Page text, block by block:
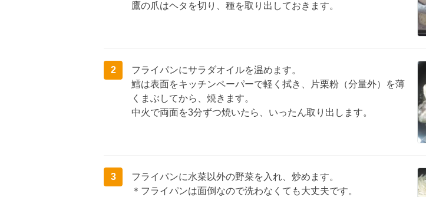
鷹の爪はヘタを切り、種を取り出しておきます。
2
フライパンにサラダオイルを温めます。
鱈は表面をキッチンペーパーで軽く拭き、片栗粉（分量外）を薄
くまぶしてから、焼きます。
中火で両面を3分ずつ焼いたら、いったん取り出します。
3
フライパンに水菜以外の野菜を入れ、炒めます。
＊フライパンは面倒なので洗わなくても大丈夫です。